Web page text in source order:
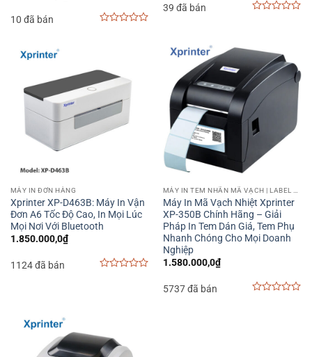
10 đã bán
39 đã bán
5
MÁY IN ĐƠN HÀNG
Xprinter XP-D463B: Máy In Vận
Đơn A6 Tốc Độ Cao, In Mọi Lúc
Mọi Nơi Với Bluetooth
1.850.000,0₫
1124 đã bán
MÁY IN TEM NHÃN MÃ VẠCH | LABEL BARCODE PRINTER
Máy In Mã Vạch Nhiệt Xprinter
XP-350B Chính Hãng – Giải
Pháp In Tem Dán Giá, Tem Phụ
Nhanh Chóng Cho Mọi Doanh
Nghiệp
1.580.000,0₫
5737 đã bán